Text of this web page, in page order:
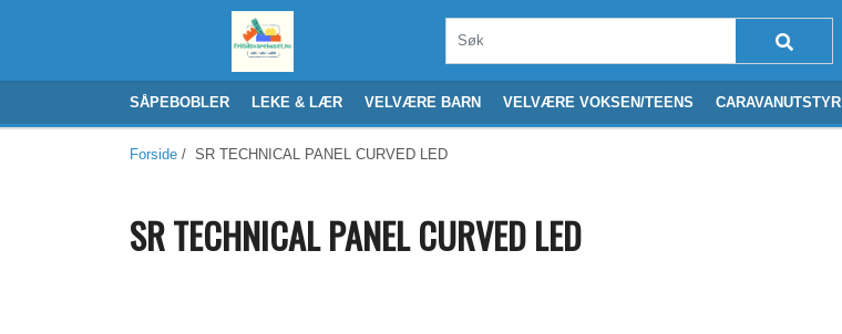
SÅPEBOBLER LEKE & LÆR VELVÆRE BARN VELVÆRE VOKSEN/TEENS CARAVANUTSTYR
Forside / SR TECHNICAL PANEL CURVED LED
SR TECHNICAL PANEL CURVED LED